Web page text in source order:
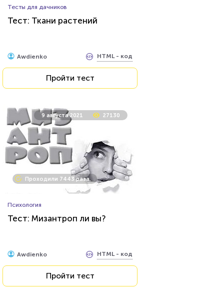
Тесты для дачников
Тест: Ткани растений
Awdienko HTML - код
Пройти тест
9 августа 2021 27130
Проходили 7443 раза
Психология
Тест: Мизантроп ли вы?
Awdienko HTML - код
Пройти тест